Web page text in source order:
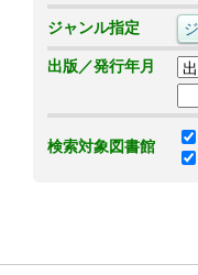
ジャンル指定
出版／発行年月
検索対象図書館